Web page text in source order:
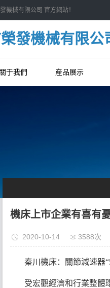
機械有限公司 官方網站！
發機械有限公
關于我們 産品展示
機床上市企業有喜有憂
2020-10-14 3588次
秦川機床：關節減速器
受宏觀經濟和行業整體